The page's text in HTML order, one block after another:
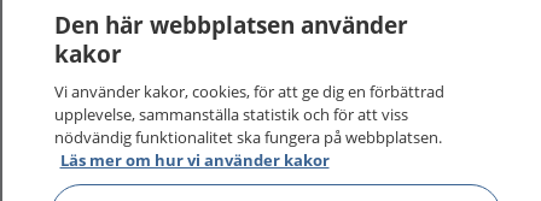
1177 på flera språk
Om 1177
Kontakt
Den här webbplatsen använder
kakor
Vi använder kakor, cookies, för att ge dig en förbättrad
upplevelse, sammanställa statistik och för att viss
nödvändig funktionalitet ska fungera på webbplatsen.
Läs mer om hur vi använder kakor